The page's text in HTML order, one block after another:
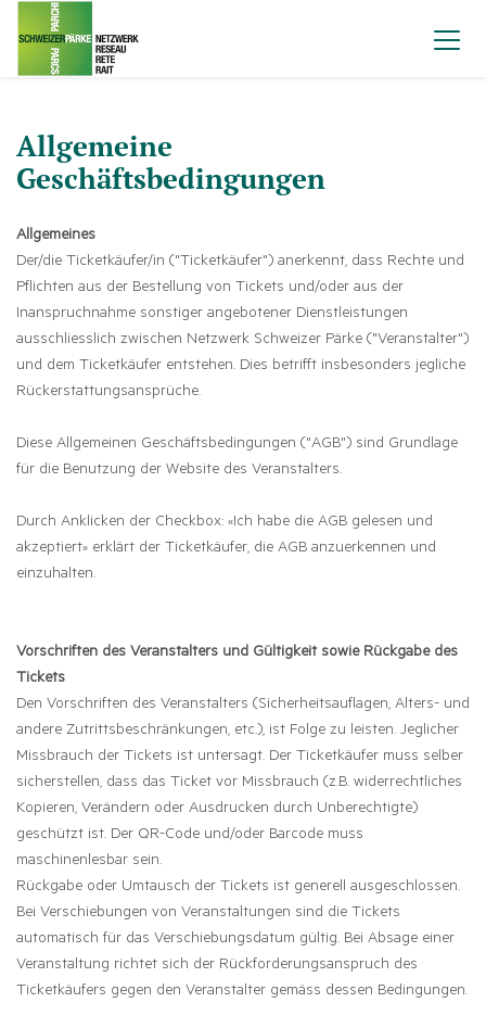
Allgemeine
Geschäftsbedingungen
Allgemeines
Der/die Ticketkäufer/in ("Ticketkäufer") anerkennt, dass Rechte und
Pflichten aus der Bestellung von Tickets und/oder aus der
Inanspruchnahme sonstiger angebotener Dienstleistungen
ausschliesslich zwischen Netzwerk Schweizer Pärke ("Veranstalter")
und dem Ticketkäufer entstehen. Dies betrifft insbesonders jegliche
Rückerstattungsansprüche.
Diese Allgemeinen Geschäftsbedingungen ("AGB") sind Grundlage
für die Benutzung der Website des Veranstalters.
Durch Anklicken der Checkbox: «Ich habe die AGB gelesen und
akzeptiert» erklärt der Ticketkäufer, die AGB anzuerkennen und
einzuhalten.
Vorschriften des Veranstalters und Gültigkeit sowie Rückgabe des
Tickets
Den Vorschriften des Veranstalters (Sicherheitsauflagen, Alters- und
andere Zutrittsbeschränkungen, etc.), ist Folge zu leisten. Jeglicher
Missbrauch der Tickets ist untersagt. Der Ticketkäufer muss selber
sicherstellen, dass das Ticket vor Missbrauch (z.B. widerrechtliches
Kopieren, Verändern oder Ausdrucken durch Unberechtigte)
geschützt ist. Der QR-Code und/oder Barcode muss
maschinenlesbar sein.
Rückgabe oder Umtausch der Tickets ist generell ausgeschlossen.
Bei Verschiebungen von Veranstaltungen sind die Tickets
automatisch für das Verschiebungsdatum gültig. Bei Absage einer
Veranstaltung richtet sich der Rückforderungsanspruch des
Ticketkäufers gegen den Veranstalter gemäss dessen Bedingungen.